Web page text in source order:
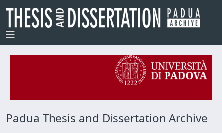
Padua Thesis and Dissertation Archive